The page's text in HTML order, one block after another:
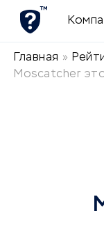
Главная »
Moscatcher